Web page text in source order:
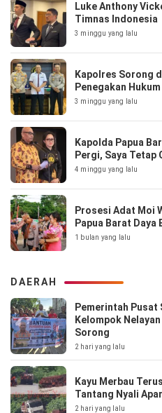
Luke Anthony
Timnas Indonesia
3 minggu yang lalu
Kapolres Sorong
Penegakan Hukum
3 minggu yang lalu
Kapolda Papua
Pergi, Saya Tetap
4 minggu yang lalu
Prosesi Adat Moi
Papua Barat Daya
1 bulan yang lalu
DAERAH
Pemerintah Pusat
Kelompok
Sorong
2 hari yang lalu
Kayu Merbau
Tantang Nyali
2 hari yang lalu